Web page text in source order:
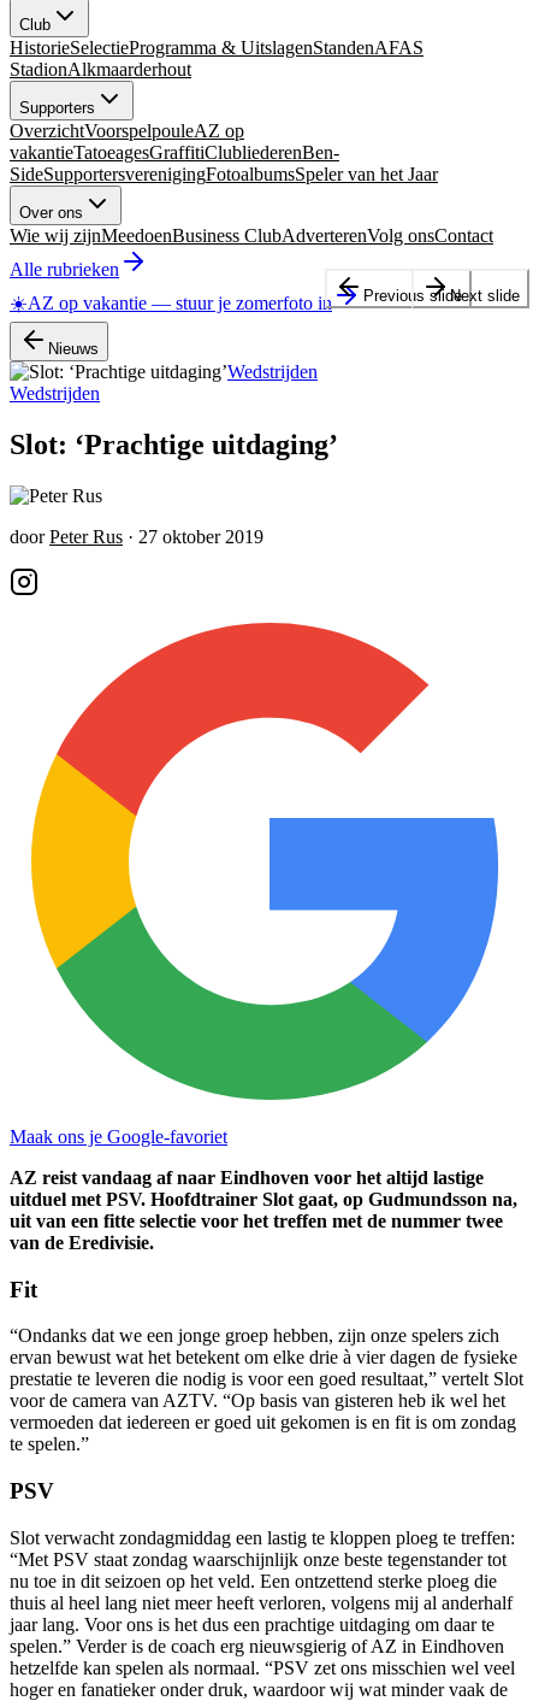
Club
HistorieSelectieProgramma & UitslagenStandenAFAS
StadionAlkmaarderhout
Supporters
OverzichtVoorspelpouleAZ op
vakantieTatoeagesGraffitiClubliederenBen-
SideSupportersverenigingFotoalbumsSpeler van het Jaar
Over ons
Wie wij zijnMeedoenBusiness ClubAdverterenVolg onsContact
Alle rubrieken
☀️AZ op vakantie — stuur je zomerfoto in
Nieuws
Wedstrijden
Wedstrijden
Slot: ‘Prachtige uitdaging’
door Peter Rus · 27 oktober 2019
Maak ons je Google-favoriet
AZ reist vandaag af naar Eindhoven voor het altijd lastige
uitduel met PSV. Hoofdtrainer Slot gaat, op Gudmundsson na,
uit van een fitte selectie voor het treffen met de nummer twee
van de Eredivisie.
Fit
“Ondanks dat we een jonge groep hebben, zijn onze spelers zich
ervan bewust wat het betekent om elke drie à vier dagen de fysieke
prestatie te leveren die nodig is voor een goed resultaat,” vertelt Slot
voor de camera van AZTV. “Op basis van gisteren heb ik wel het
vermoeden dat iedereen er goed uit gekomen is en fit is om zondag
te spelen.”
PSV
Slot verwacht zondagmiddag een lastig te kloppen ploeg te treffen:
“Met PSV staat zondag waarschijnlijk onze beste tegenstander tot
nu toe in dit seizoen op het veld. Een ontzettend sterke ploeg die
thuis al heel lang niet meer heeft verloren, volgens mij al anderhalf
jaar lang. Voor ons is het dus een prachtige uitdaging om daar te
spelen.” Verder is de coach erg nieuwsgierig of AZ in Eindhoven
hetzelfde kan spelen als normaal. “PSV zet ons misschien wel veel
hoger en fanatieker onder druk, waardoor wij wat minder vaak de
Previous slideNext slide